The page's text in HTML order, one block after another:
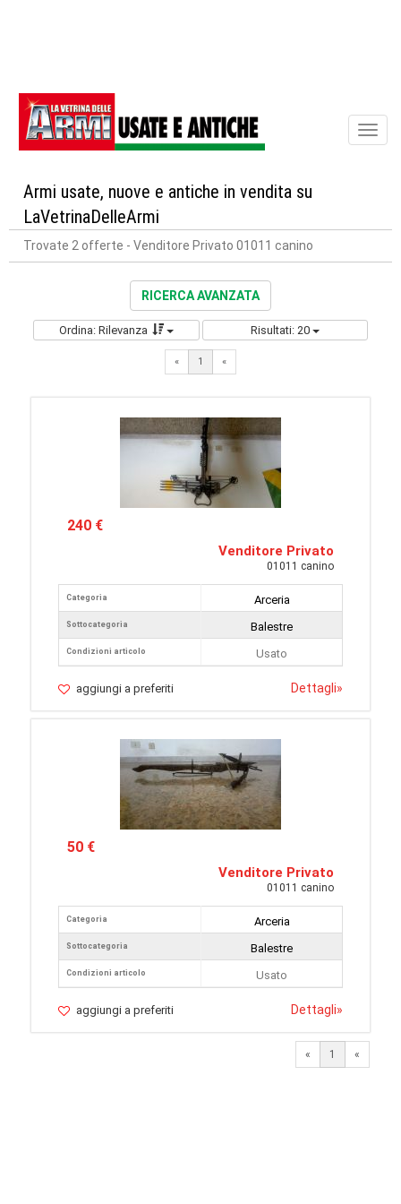
Armi usate, nuove e antiche in vendita su
LaVetrinaDelleArmi
Trovate 2 offerte - Venditore Privato 01011 canino
RICERCA AVANZATA
Ordina: Rilevanza Risultati: 20
« 1 «
240 €
Venditore Privato
01011 canino
Categoria
Sottocategoria
Condizioni articolo
Arceria
Balestre
Usato
aggiungi a preferiti Dettagli»
50 €
Venditore Privato
01011 canino
Categoria
Sottocategoria
Condizioni articolo
Arceria
Balestre
Usato
aggiungi a preferiti Dettagli»
« 1 «